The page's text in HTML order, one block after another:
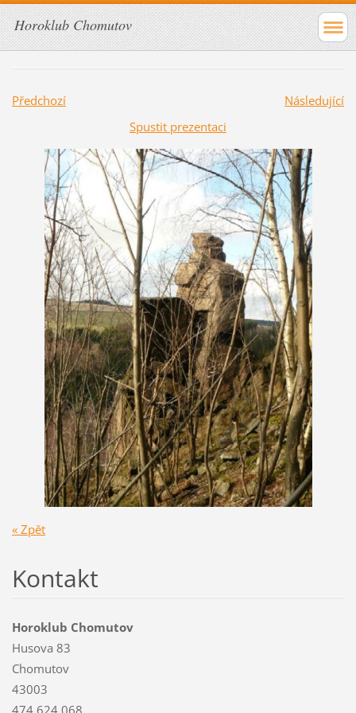
Horoklub Chomutov
Předchozí
Následující
Spustit prezentaci
« Zpět
Kontakt
Horoklub Chomutov
Husova 83
Chomutov
43003
474 624 068